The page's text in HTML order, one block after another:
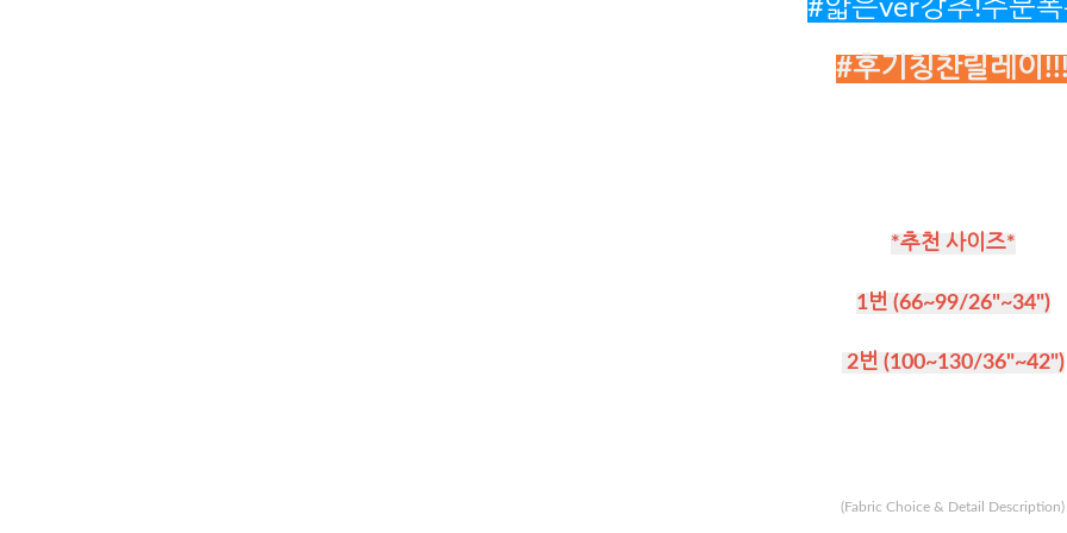
#얇은ver강추!주문
#후기칭찬릴레이
*추천 사이즈*
1번 (66~99/26"~34")
2번 (100~130/36"~42")
(Fabric Choice & Detail Description)